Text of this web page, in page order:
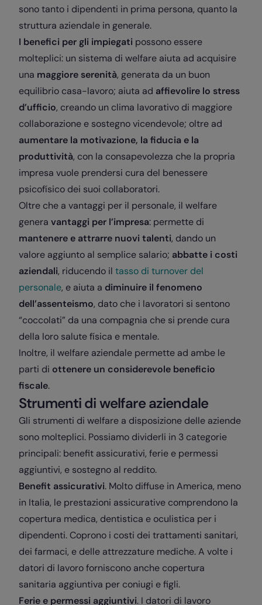
sono tanto i dipendenti in prima persona, quanto la
struttura aziendale in generale.
I benefici per gli impiegati possono essere
molteplici: un sistema di welfare aiuta ad acquisire
una maggiore serenità, generata da un buon
equilibrio casa-lavoro; aiuta ad affievolire lo stress
d’ufficio, creando un clima lavorativo di maggiore
collaborazione e sostegno vicendevole; oltre ad
aumentare la motivazione, la fiducia e la
produttività, con la consapevolezza che la propria
impresa vuole prendersi cura del benessere
psicofísico dei suoi collaboratori.
Oltre che a vantaggi per il personale, il welfare
genera vantaggi per l’impresa: permette di
mantenere e attrarre nuovi talenti, dando un
valore aggiunto al semplice salario; abbatte i costi
aziendali, riducendo il tasso di turnover del
personale, e aiuta a diminuire il fenomeno
dell’assenteismo, dato che i lavoratori si sentono
“coccolati” da una compagnia che si prende cura
della loro salute física e mentale.
Inoltre, il welfare aziendale permette ad ambe le
parti di ottenere un considerevole beneficio
fiscale.
Strumenti di welfare aziendale
Gli strumenti di welfare a disposizione delle aziende
sono molteplici. Possiamo dividerli in 3 categorie
principali: benefit assicurativi, ferie e permessi
aggiuntivi, e sostegno al reddito.
Benefit assicurativi. Molto diffuse in America, meno
in Italia, le prestazioni assicurative comprendono la
copertura medica, dentistica e oculistica per i
dipendenti. Coprono i costi dei trattamenti sanitari,
dei farmaci, e delle attrezzature mediche. A volte i
datori di lavoro forniscono anche copertura
sanitaria aggiuntiva per coniugi e figli.
Ferie e permessi aggiuntivi. I datori di lavoro